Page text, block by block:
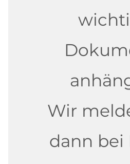
Wir
dann bei